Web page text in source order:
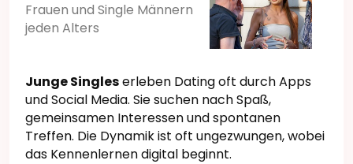
Frauen und Single Männern
jeden Alters
Junge Singleserleben Dating oft durch Apps
und Social Media. Sie suchen nach Spaß,
gemeinsamen Interessen und spontanen
Treffen. Die Dynamik ist oft ungezwungen, wobei
das Kennenlernen digital beginnt.